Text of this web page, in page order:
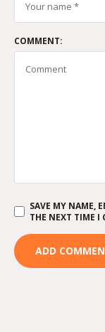
COMMENT:
SAVE MY NAME,
THE NEXT TIME I